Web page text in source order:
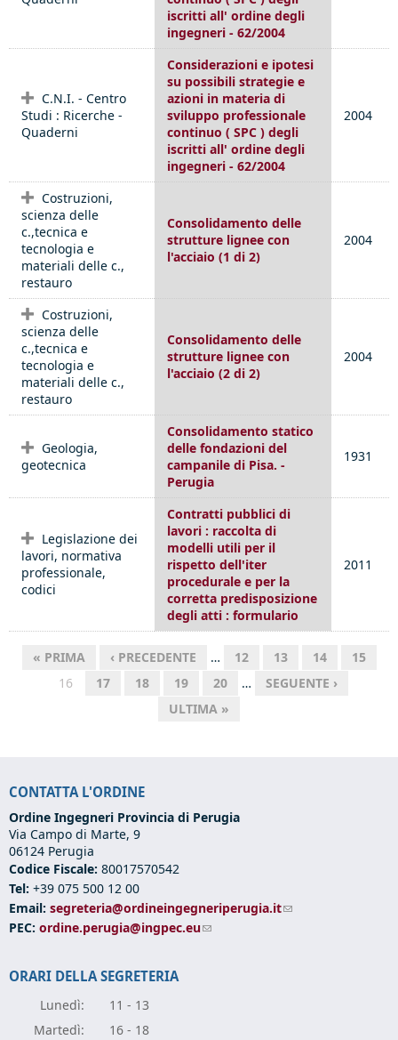
iscritti all' ordine degli
ingegneri - 62/2004
C.N.I. - Centro
Studi : Ricerche -
Quaderni
Considerazioni e ipotesi
su possibili strategie e
azioni in materia di
sviluppo professionale
continuo ( SPC ) degli
iscritti all' ordine degli
ingegneri - 62/2004
2004
Costruzioni,
scienza delle
c.,tecnica e
tecnologia e
materiali delle c.,
restauro
Consolidamento delle
strutture lignee con
l'acciaio (1 di 2)
2004
Costruzioni,
scienza delle
c.,tecnica e
tecnologia e
materiali delle c.,
restauro
Consolidamento delle
strutture lignee con
l'acciaio (2 di 2)
2004
Geologia,
geotecnica
Consolidamento statico
delle fondazioni del
campanile di Pisa. -
Perugia
1931
Legislazione dei
lavori, normativa
professionale,
codici
Contratti pubblici di
lavori : raccolta di
modelli utili per il
rispetto dell'iter
procedurale e per la
corretta predisposizione
degli atti : formulario
2011
« PRIMA ‹ PRECEDENTE … 12 13 14
15
16
17 18 19 20 …
SEGUENTE ›
ULTIMA »
CONTATTA L'ORDINE
Ordine Ingegneri Provincia di Perugia
Via Campo di Marte, 9
06124 Perugia
Codice Fiscale: 80017570542
Tel: +39 075 500 12 00
Email: segreteria@ordineingegneriperugia.it(link sends e-mail)
PEC: ordine.perugia@ingpec.eu(link sends e-mail)
ORARI DELLA SEGRETERIA
Lunedì:
11 - 13
Martedì: 16 - 18